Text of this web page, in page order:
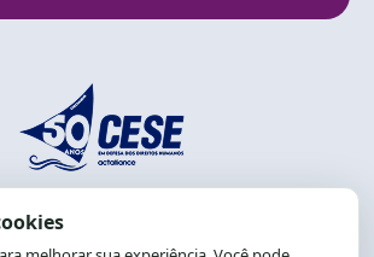
End.: R. da Graça, 150. Graça
CEP: 40.150-055